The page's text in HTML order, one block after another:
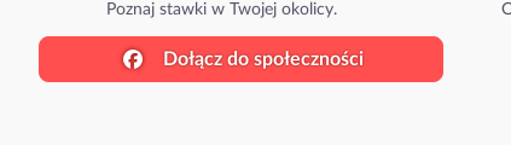
Poznaj stawki w Twojej okolicy.
Dołącz do społeczności